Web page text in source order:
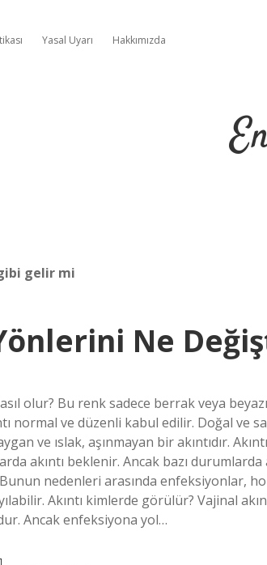
Yasal Uyarı Hakkımızda
gelir mi
Ne
olur? Bu renk sadece berrak veya
normal ve düzenli kabul edilir. Doğal ve
ve ıslak, aşınmayan bir akıntıdır.
akıntı beklenir. Ancak bazı
Bunun nedenleri arasında enfeksiyonlar,
Akıntı kimlerde görülür? Vajinal
Ancak enfeksiyona yol…